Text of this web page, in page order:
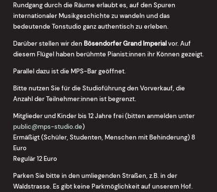
Rundgang durch die Räume erlaubt es, auf den Spuren
internationaler Musikgeschichte zu wandeln und das
bedeutende Tonstudio ganz authentisch zu erleben.
Darüber stellen wir den Bösendorfer Grand Imperialvor. Auf
diesem Flügel haben berühmte Pianist:innen ihr Können gezeigt.
Parallel dazu ist die MPS-Bar geöffnet.
Bitte nutzen Sie für die Studioführung den Vorverkauf, die
Anzahl der Teilnehmer:innen ist begrenzt.
Mitglieder und Kinder bis 12 Jahre frei (bitten anmelden unter
public@mps-studio.de)
Ermäßigt (Schüler, Studenten, Menschen mit Behinderung) 8
Euro
Regulär 12 Euro
Parken Sie bitte in den umliegenden Straßen, z.B. in der
Waldstrasse. Es gibt keine Parkmöglichkeit auf unserem Hof.